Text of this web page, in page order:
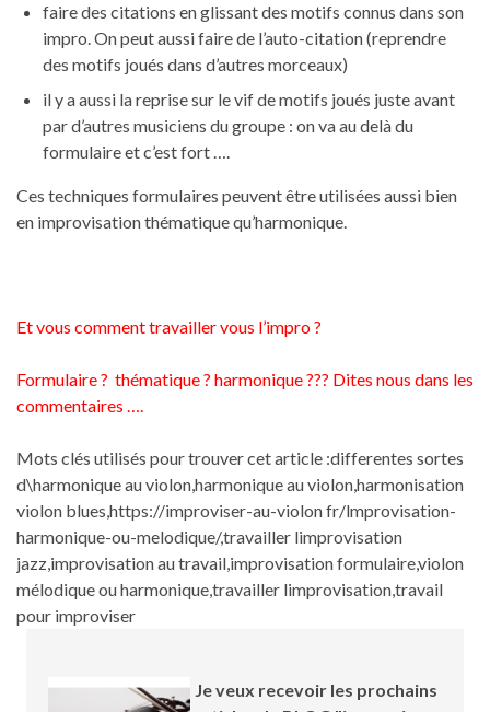
faire des citations en glissant des motifs connus dans son
impro. On peut aussi faire de l’auto-citation (reprendre
des motifs joués dans d’autres morceaux)
il y a aussi la reprise sur le vif de motifs joués juste avant
par d’autres musiciens du groupe : on va au delà du
formulaire et c’est fort ….
Ces techniques formulaires peuvent être utilisées aussi bien
en improvisation thématique qu’harmonique.
Et vous comment travailler vous l’impro ?
Formulaire ? thématique ? harmonique ??? Dites nous dans les
commentaires ….
Mots clés utilisés pour trouver cet article :differentes sortes
d\harmonique au violon,harmonique au violon,harmonisation
violon blues,https://improviser-au-violon fr/lmprovisation-
harmonique-ou-melodique/,travailler limprovisation
jazz,improvisation au travail,improvisation formulaire,violon
mélodique ou harmonique,travailler limprovisation,travail
pour improviser
Je veux recevoir les prochains